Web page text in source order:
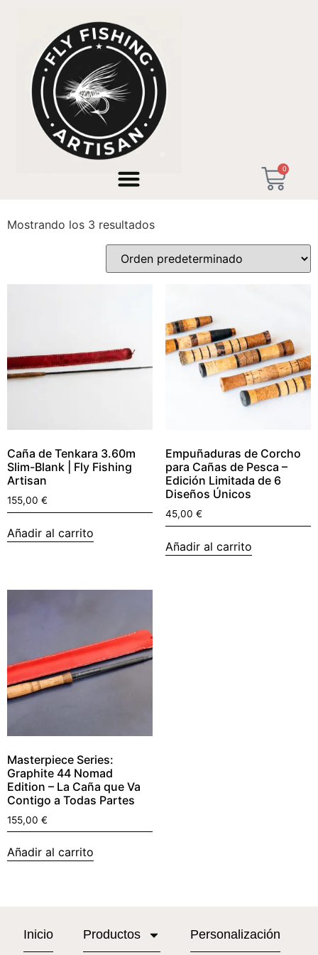
0
/ Productos etiquetados “Pesca en Valencia”
Pesca en Valencia
Mostrando los 3 resultados
Caña de Tenkara 3.60m
Slim-Blank | Fly Fishing
Artisan
155,00 €
Añadir al carrito
Empuñaduras de Corcho
para Cañas de Pesca –
Edición Limitada de 6
Diseños Únicos
45,00 €
Añadir al carrito
Masterpiece Series:
Graphite 44 Nomad
Edition – La Caña que Va
Contigo a Todas Partes
155,00 €
Añadir al carrito
Inicio Productos Personalización